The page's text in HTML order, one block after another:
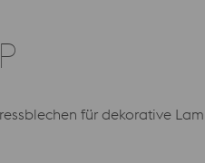
für dekorative